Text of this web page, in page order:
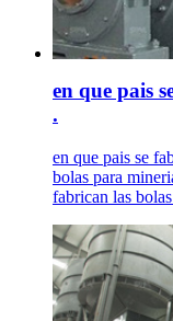
en que pais
.
en que pais se
bolas para
fabrican las